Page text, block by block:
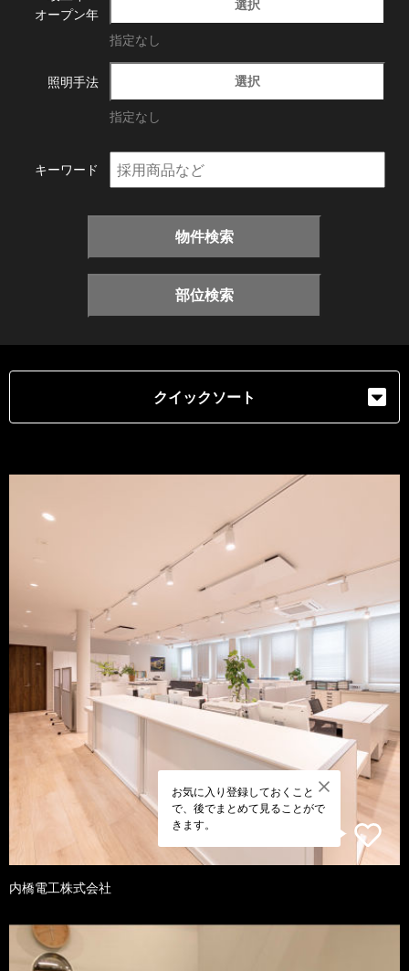
オープン年
選択
指定なし
照明手法 選択
指定なし
キーワード
物件検索
部位検索
クイックソート
お気に入り登録しておくこと
で、後でまとめて見ることがで
きます。
内橋電工株式会社